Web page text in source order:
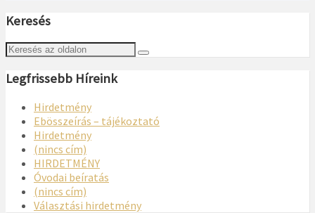
Keresés
Legfrissebb Híreink
Hirdetmény
Ebösszeírás – tájékoztató
Hirdetmény
(nincs cím)
HIRDETMÉNY
Óvodai beíratás
(nincs cím)
Választási hirdetmény